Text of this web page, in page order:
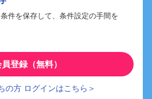
件を保存して、条件設定の手間を
登録（無料）
の方 ログインはこちら＞